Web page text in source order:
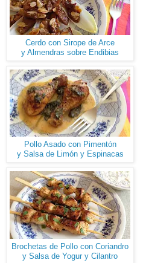
Cerdo con Sirope de Arce
y Almendras sobre Endibias
Pollo Asado con Pimentón
y Salsa de Limón y Espinacas
Brochetas de Pollo con Coriandro
y Salsa de Yogur y Cilantro